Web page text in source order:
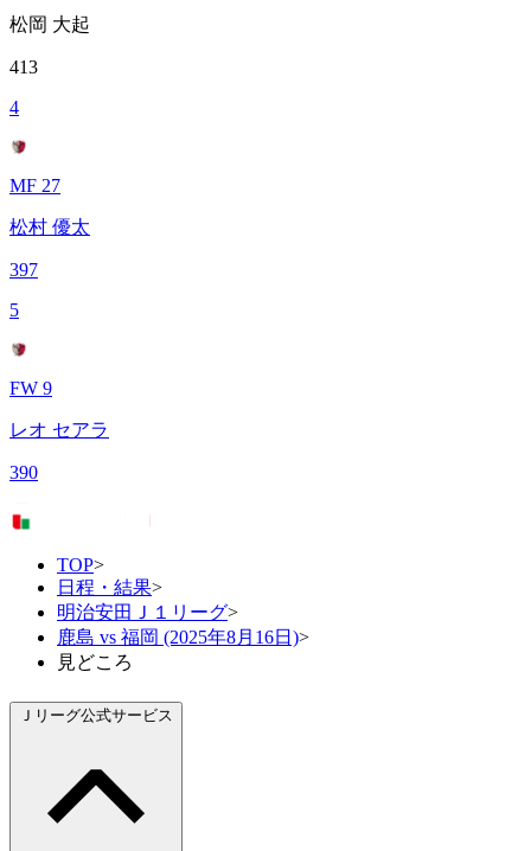
松岡 大起
413
4
MF 27
松村 優太
397
5
FW 9
レオ セアラ
390
TOP>
日程・結果>
明治安田Ｊ１リーグ>
鹿島 vs 福岡 (2025年8月16日)>
見どころ
Ｊリーグ公式サービス